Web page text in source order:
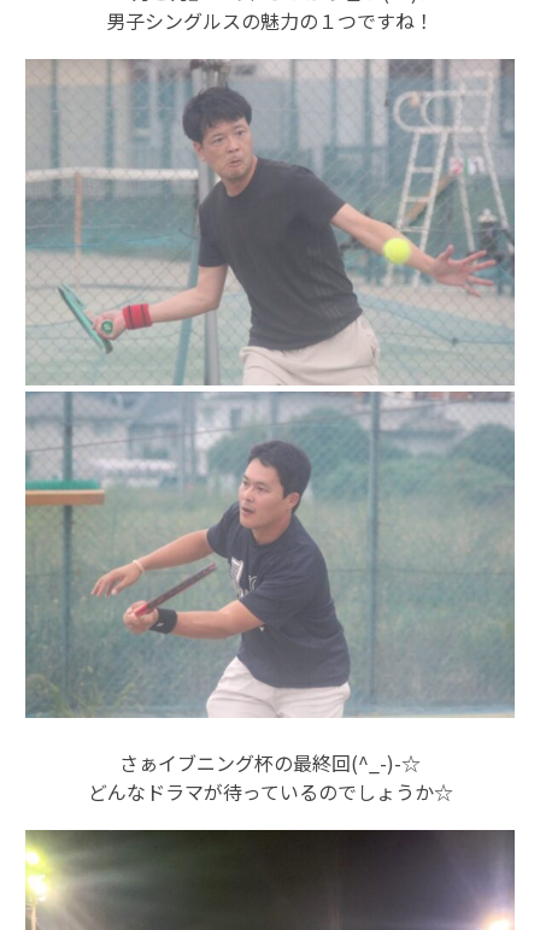
男子シングルスの魅力の１つですね！
さぁイブニング杯の最終回(^_-)-☆
どんなドラマが待っているのでしょうか☆